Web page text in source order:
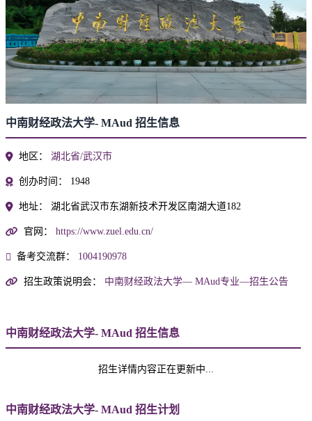
中南财经政法大学- MAud 招生信息
地区： 湖北省/武汉市
创办时间： 1948
地址： 湖北省武汉市东湖新技术开发区南湖大道182
官网： https://www.zuel.edu.cn/
备考交流群： 1004190978
招生政策说明会： 中南财经政法大学— MAud专业—招生公告
中南财经政法大学- MAud 招生信息
招生详情内容正在更新中...
中南财经政法大学- MAud 招生计划